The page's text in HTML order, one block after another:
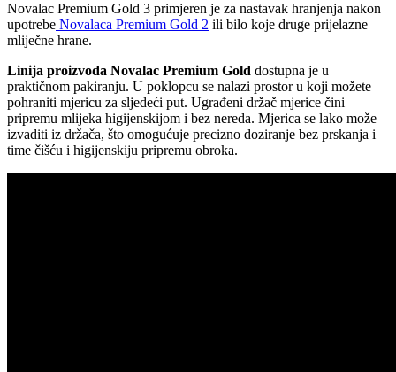
Novalac Premium Gold 3 primjeren je za nastavak hranjenja nakon
upotrebe Novalaca Premium Gold 2 ili bilo koje druge prijelazne
mliječne hrane.
Linija proizvoda Novalac Premium Gold dostupna je u
praktičnom pakiranju. U poklopcu se nalazi prostor u koji možete
pohraniti mjericu za sljedeći put. Ugrađeni držač mjerice čini
pripremu mlijeka higijenskijom i bez nereda. Mjerica se lako može
izvaditi iz držača, što omogućuje precizno doziranje bez prskanja i
time čišću i higijenskiju pripremu obroka.